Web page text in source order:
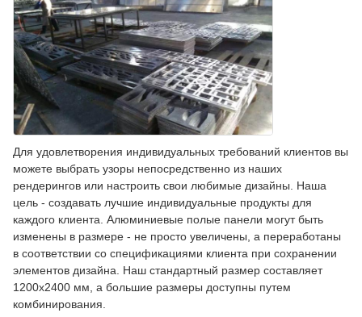
Для удовлетворения индивидуальных требований клиентов вы
можете выбрать узоры непосредственно из наших
рендерингов или настроить свои любимые дизайны. Наша
цель - создавать лучшие индивидуальные продукты для
каждого клиента. Алюминиевые полые панели могут быть
изменены в размере - не просто увеличены, а переработаны
в соответствии со спецификациями клиента при сохранении
элементов дизайна. Наш стандартный размер составляет
1200x2400 мм, а большие размеры доступны путем
комбинирования.